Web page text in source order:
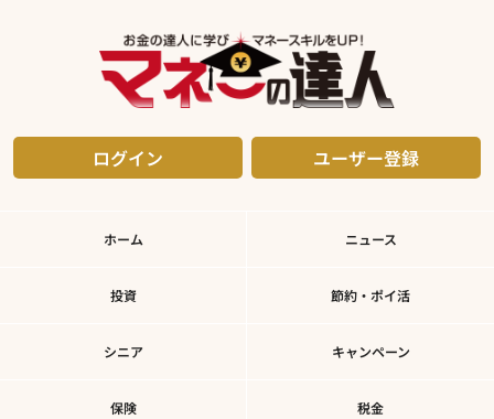
ログイン ユーザー登録
ホーム ニュース
投資 節約・ポイ活
シニア キャンペーン
保険 税金